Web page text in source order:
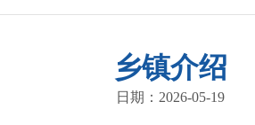
乡镇介绍
日期：2026-05-19